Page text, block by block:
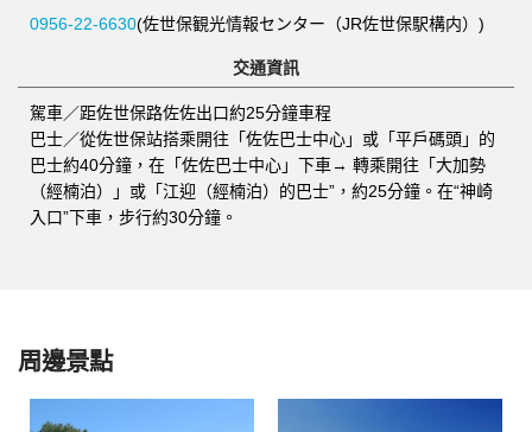
0956-22-6630(佐世保観光情報センター（JR佐世保駅構内）)
交通資訊
駕車／距佐世保路佐佐出口約25分鐘車程
巴士／從佐世保站搭乘開往「佐佐巴士中心」或「平戶碼頭」的
巴士約40分鐘，在「佐佐巴士中心」下車→ 轉乘開往「大加勢
（經楠泊）」或「江迎（經楠泊）的巴士”，約25分鐘。在“神崎
入口”下車，步行約30分鐘。
周邊景點